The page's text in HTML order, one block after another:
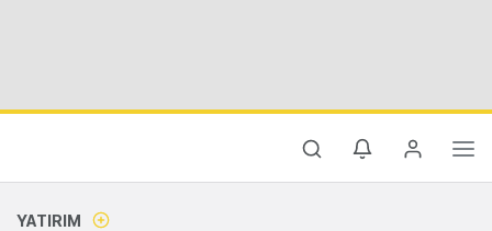
YATIRIM